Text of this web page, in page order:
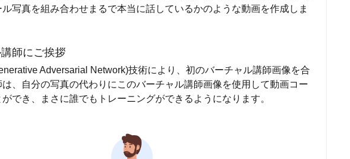
写真を組み合わせまるで本当に話しているかのような動画を作成しま
師にご挨拶
Adversarial Network)技術により、初のバーチャル講師画像を合
、自分の写真の代わりにこのバーチャル講師画像を使用して動画コー
でき、まさに誰でもトレーニングができるようになります。